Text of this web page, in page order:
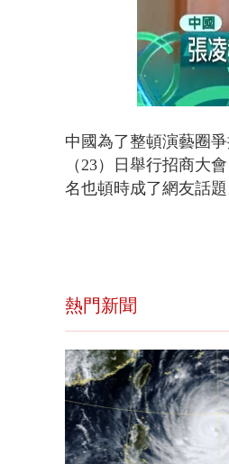
Unmute
中國為了整頓演藝圈
（23）日舉行招商大
名也頓時成了網友話題
熱門新聞